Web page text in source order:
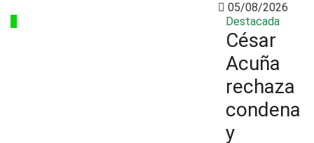
05/08/2026
Destacada
César
Acuña
rechaza
condena
y